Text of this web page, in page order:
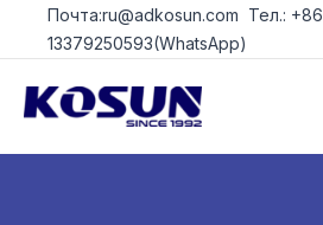
ПерейтиПочта:ru@adkosun.com Тел.: +86
13379250593(WhatsApp)